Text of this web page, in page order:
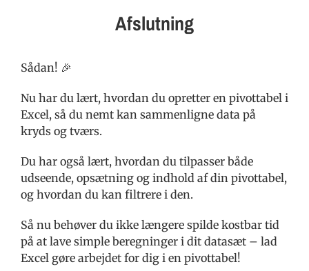
Afslutning
Sådan! 🎉
Nu har du lært, hvordan du opretter en pivottabel i
Excel, så du nemt kan sammenligne data på
kryds og tværs.
Du har også lært, hvordan du tilpasser både
udseende, opsætning og indhold af din pivottabel,
og hvordan du kan filtrere i den.
Så nu behøver du ikke længere spilde kostbar tid
på at lave simple beregninger i dit datasæt – lad
Excel gøre arbejdet for dig i en pivottabel!